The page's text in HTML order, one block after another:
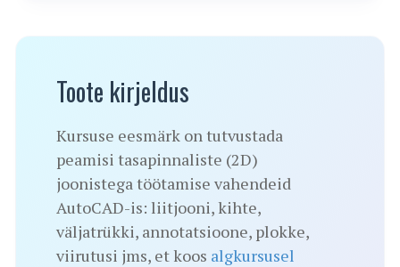
Toote kirjeldus
Kursuse eesmärk on tutvustada
peamisi tasapinnaliste (2D)
joonistega töötamise vahendeid
AutoCAD-is: liitjooni, kihte,
väljatrükki, annotatsioone, plokke,
viirutusi jms, et koos algkursusel